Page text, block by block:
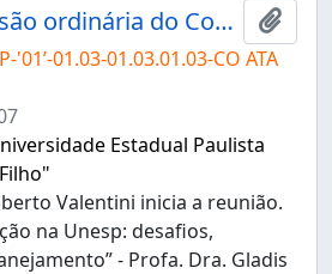
Ata da 244ª sessão ordinária do Conselho Universitário da Unesp de 07/12/2017
'01’-01.03-01.03.01.03-CO ATA
Estadual Paulista
Valentini inicia a reunião.
na Unesp: desafios,
- Profa. Dra. Gladis